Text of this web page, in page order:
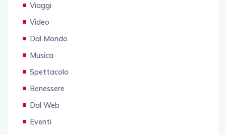
Viaggi
Video
Dal Mondo
Musica
Spettacolo
Benessere
Dal Web
Eventi